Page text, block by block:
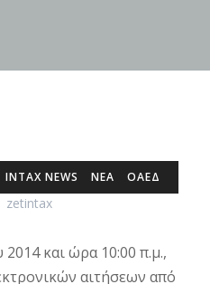
INTAX NEWS ΝΕΑ ΟΑΕΔ
zetintax
και ώρα 10:00 π.µ.,
αιτήσεων από